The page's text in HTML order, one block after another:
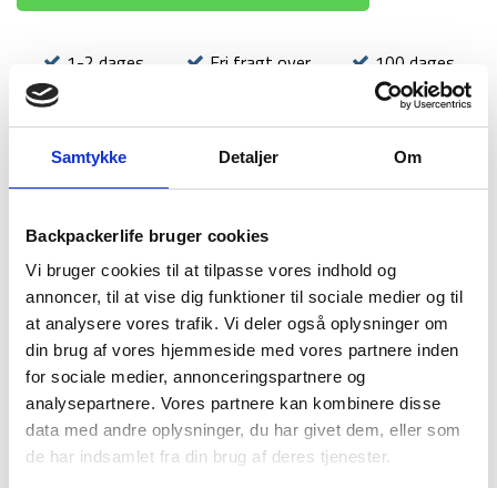
Samtykke Detaljer Om
Backpackerlife bruger cookies
Vi bruger cookies til at tilpasse vores indhold og
annoncer, til at vise dig funktioner til sociale medier og til
at analysere vores trafik. Vi deler også oplysninger om
din brug af vores hjemmeside med vores partnere inden
for sociale medier, annonceringspartnere og
analysepartnere. Vores partnere kan kombinere disse
data med andre oplysninger, du har givet dem, eller som
de har indsamlet fra din brug af deres tjenester.
1-2 dages
Fri fragt over
100 dages
returret
BESKRIVELSE
BRAND
FAQ
Trail pants fra Treklife, er et par letvægtig, stretchy og
åndbare vandrebukser, som du ikke kan undvære til din
vandregarderobe. Trail Pants er designet i 92% nylon, som gør
dem ekstra åndbare og lette, hvor de 8% elastik giver den
stretchy effekt, så de er behagelige når du er fysisk aktiv eller
begiver dig ud i naturen.